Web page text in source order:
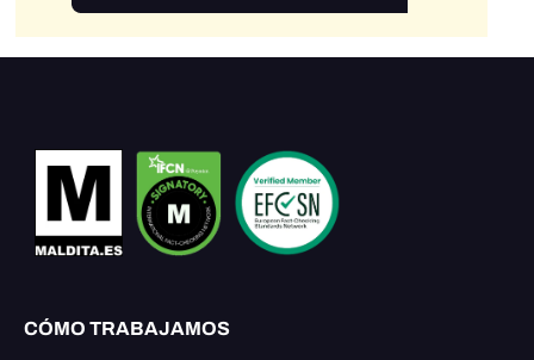
CÓMO TRABAJAMOS